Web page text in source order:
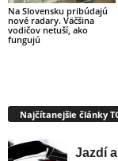
Na Slovensku pribúdajú
nové radary. Väčšina
vodičov netuší, ako
fungujú
Najčítanejšie články